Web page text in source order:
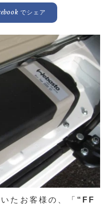
でシェア
たお客様の、「 “FF